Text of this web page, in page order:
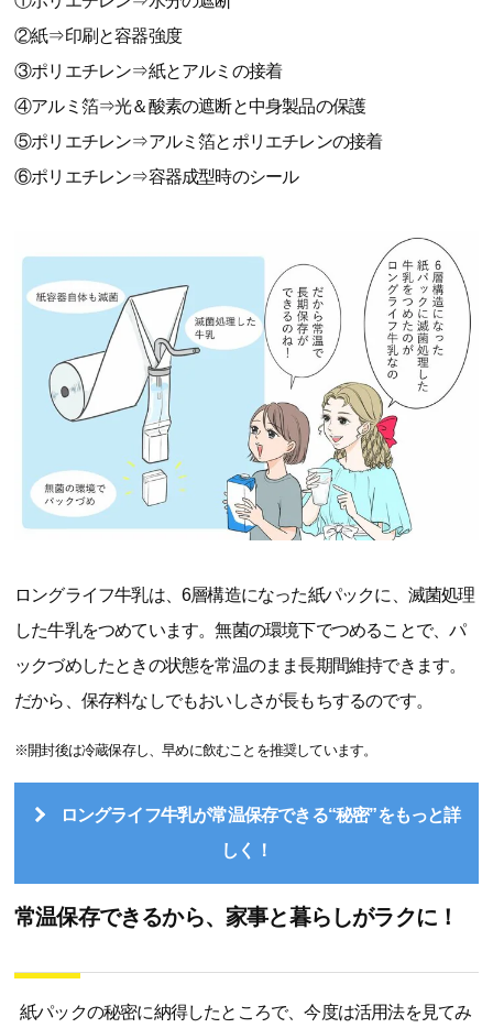
②紙⇒印刷と容器強度
③ポリエチレン⇒紙とアルミの接着
④アルミ箔⇒光＆酸素の遮断と中身製品の保護
⑤ポリエチレン⇒アルミ箔とポリエチレンの接着
⑥ポリエチレン⇒容器成型時のシール
ロングライフ牛乳は、6層構造になった紙パックに、滅菌処理
した牛乳をつめています。無菌の環境下でつめることで、パ
ックづめしたときの状態を常温のまま長期間維持できます。
だから、保存料なしでもおいしさが長もちするのです。
※開封後は冷蔵保存し、早めに飲むことを推奨しています。
ロングライフ牛乳が常温保存できる“秘密”をもっと詳
しく！
常温保存できるから、家事と暮らしがラクに！
紙パックの秘密に納得したところで、今度は活用法を見てみ